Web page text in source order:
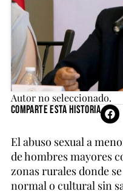
Autor no seleccionado.
Comparte esta historia
El abuso sexual a
de hombres mayores
zonas rurales donde
normal o cultural sin